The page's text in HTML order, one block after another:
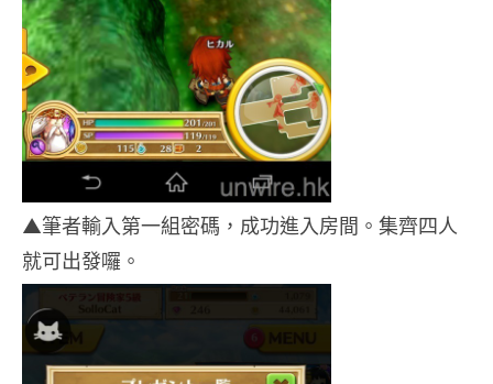
▲筆者輸入第一組密碼，成功進入房間。集齊四人
就可出發囉。